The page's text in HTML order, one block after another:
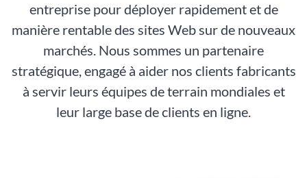
entreprise pour déployer rapidement et de
manière rentable des sites Web sur de nouveaux
marchés. Nous sommes un partenaire
stratégique, engagé à aider nos clients fabricants
à servir leurs équipes de terrain mondiales et
leur large base de clients en ligne.